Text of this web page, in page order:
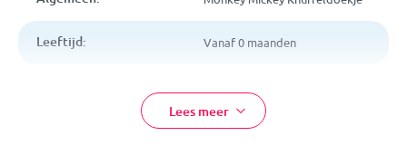
Leeftijd: Vanaf 0 maanden
28 cm
Lees meer